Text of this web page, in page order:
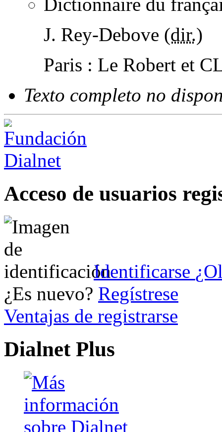
Dictionnaire du
J. Rey-Debove (dir.)
Paris : Le Robert et
Texto completo no
Acceso de usuarios
Identificarse
¿Es nuevo? Regístrese
Ventajas de registrarse
Dialnet Plus